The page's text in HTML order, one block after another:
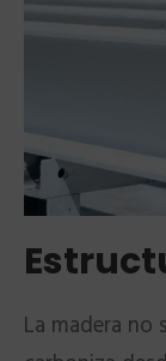
La madera no